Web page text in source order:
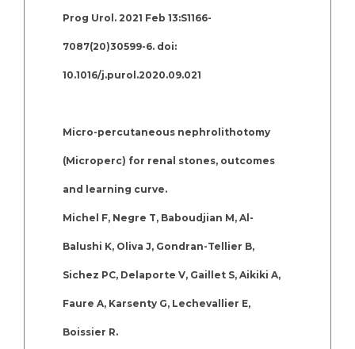
Prog Urol. 2021 Feb 13:S1166-
7087(20)30599-6. doi:
10.1016/j.purol.2020.09.021
Micro-percutaneous nephrolithotomy
(Microperc) for renal stones, outcomes
and learning curve.
Michel F, Negre T, Baboudjian M, Al-
Balushi K, Oliva J, Gondran-Tellier B,
Sichez PC, Delaporte V, Gaillet S, Aikiki A,
Faure A, Karsenty G, Lechevallier E,
Boissier R.